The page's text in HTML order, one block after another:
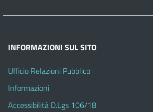
INFORMAZIONI SUL SITO
Ufficio Relazioni Pubblico
Informazioni
Accessibilità D.Lgs 106/18